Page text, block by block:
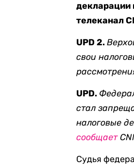
телеканал
UPD 2.
свои
UPD.
стал
налоговые
сообщает
Судья